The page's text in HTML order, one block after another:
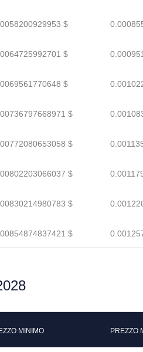
$
$
$
$
$
$
$
$
MINIMO PREZZO